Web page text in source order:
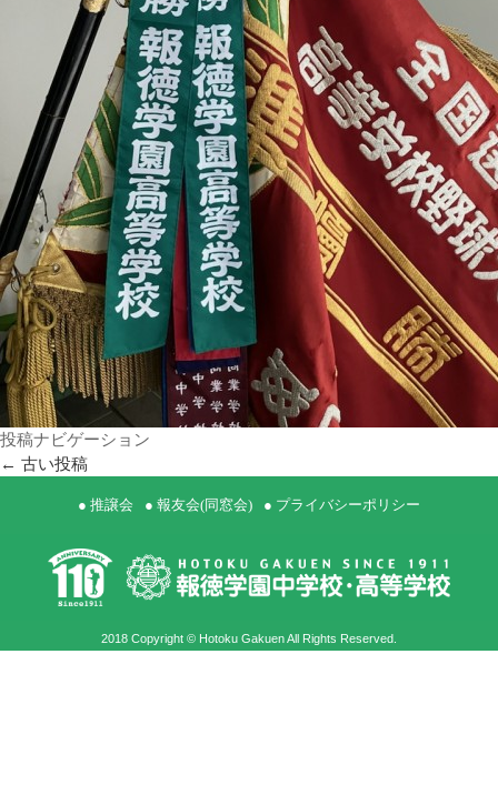
投稿ナビゲーション
← 古い投稿
● 推譲会 ● 報友会(同窓会) ● プライバシーポリシー
2018 Copyright © Hotoku Gakuen All Rights Reserved.